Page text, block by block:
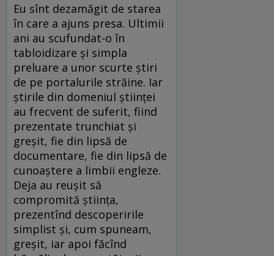
Eu sînt dezamăgit de starea
în care a ajuns presa. Ultimii
ani au scufundat-o în
tabloidizare şi simpla
preluare a unor scurte ştiri
de pe portalurile străine. Iar
ştirile din domeniul ştiinţei
au frecvent de suferit, fiind
prezentate trunchiat şi
greşit, fie din lipsă de
documentare, fie din lipsă de
cunoaştere a limbii engleze.
Deja au reuşit să
compromită ştiinţa,
prezentînd descoperirile
simplist şi, cum spuneam,
greşit, iar apoi făcînd